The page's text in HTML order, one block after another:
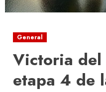
General
Victoria del
etapa 4 de